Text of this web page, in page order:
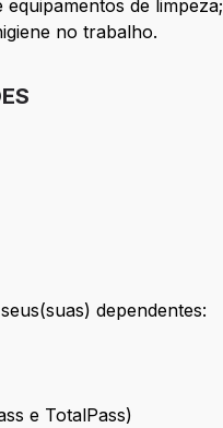
de limpeza;
no trabalho.
dependentes:
e TotalPass)